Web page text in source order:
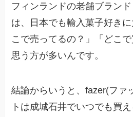
フィンランドの老舗ブラン
は、日本でも輸入菓子好き
こで売ってるの？」「どこ
思う方が多いんです。
結論からいうと、fazer(ファ
トは成城石井でいつでも買